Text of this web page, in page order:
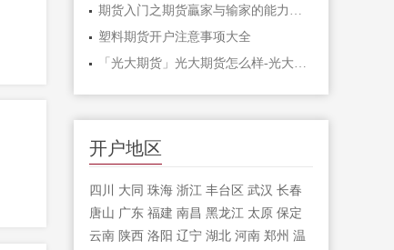
期货入门之期货贏家与输家的能力对比「
塑料期货开户注意事项大全
开户地区
四川 大同 珠海 浙江 丰台区 武汉 长春
唐山 广东 福建 南昌 黑龙江 太原 保定
云南 陕西 洛阳 辽宁 湖北 河南 郑州 温